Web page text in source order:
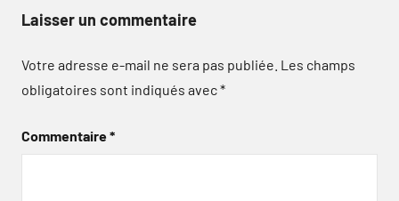
Laisser un commentaire
Votre adresse e-mail ne sera pas publiée. Les champs
obligatoires sont indiqués avec*
Commentaire*